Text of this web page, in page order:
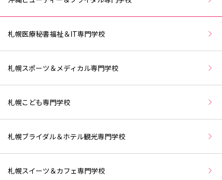
札幌医療秘書福祉＆IT専門学校
札幌スポーツ＆メディカル専門学校
札幌こども専門学校
札幌ブライダル＆ホテル観光専門学校
札幌スイーツ＆カフェ専門学校